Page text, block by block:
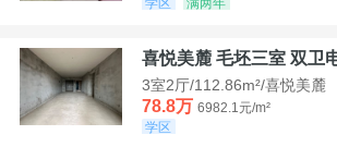
学区
满两年
喜悦美麓 毛坯三室 双卫
3室2厅/112.86m²/喜悦美麓
78.8万 6982.1元/m²
学区